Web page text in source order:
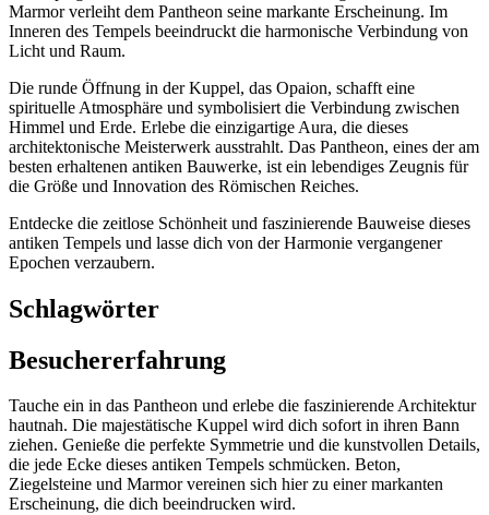
Marmor verleiht dem Pantheon seine markante Erscheinung. Im
Inneren des Tempels beeindruckt die harmonische Verbindung von
Licht und Raum.
Die runde Öffnung in der Kuppel, das Opaion, schafft eine
spirituelle Atmosphäre und symbolisiert die Verbindung zwischen
Himmel und Erde. Erlebe die einzigartige Aura, die dieses
architektonische Meisterwerk ausstrahlt. Das Pantheon, eines der am
besten erhaltenen antiken Bauwerke, ist ein lebendiges Zeugnis für
die Größe und Innovation des Römischen Reiches.
Entdecke die zeitlose Schönheit und faszinierende Bauweise dieses
antiken Tempels und lasse dich von der Harmonie vergangener
Epochen verzaubern.
Schlagwörter
Besuchererfahrung
Tauche ein in das Pantheon und erlebe die faszinierende Architektur
hautnah. Die majestätische Kuppel wird dich sofort in ihren Bann
ziehen. Genieße die perfekte Symmetrie und die kunstvollen Details,
die jede Ecke dieses antiken Tempels schmücken. Beton,
Ziegelsteine und Marmor vereinen sich hier zu einer markanten
Erscheinung, die dich beeindrucken wird.